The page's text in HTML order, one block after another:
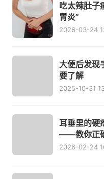
吃太辣肚子
胃炎”
2026-03-24
大便后发现
要了解
2025-10-31
耳垂里的硬
——教你正
2026-02-24